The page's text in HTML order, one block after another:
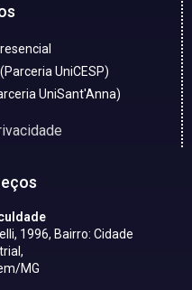
UniCESP)
UniSant'Anna)
1996, Bairro: Cidade
MG